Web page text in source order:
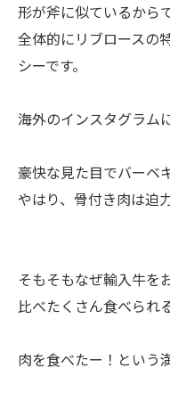
形が斧に似ているからで
全体的にリブロースの
シーです。
海外のインスタグラム
豪快な見た目でバーベ
やはり、骨付き肉は迫
そもそもなぜ輸入牛を
比べたくさん食べられ
肉を食べたー！という